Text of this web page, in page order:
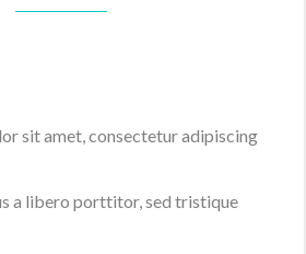
sit amet, consectetur adipiscing
a libero porttitor, sed tristique